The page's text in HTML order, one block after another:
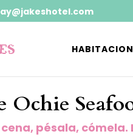
Ochie
pésala,